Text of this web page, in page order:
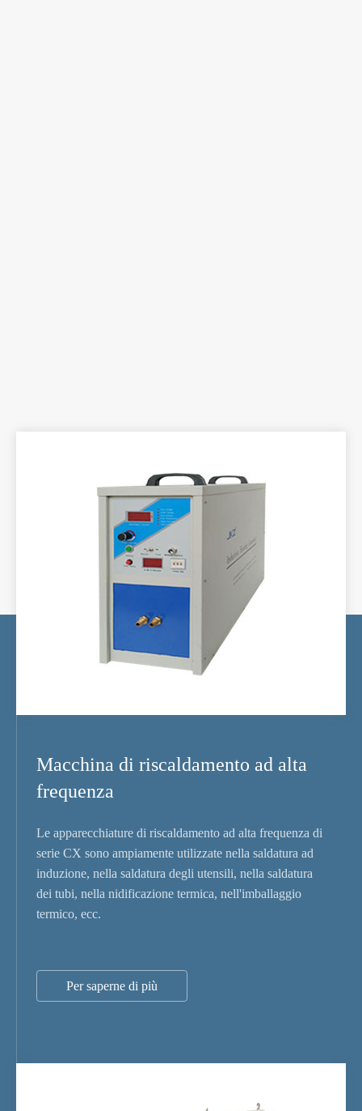
Macchina di riscaldamento ad alta
frequenza
Le apparecchiature di riscaldamento ad alta frequenza di
serie CX sono ampiamente utilizzate nella saldatura ad
induzione, nella saldatura degli utensili, nella saldatura
dei tubi, nella nidificazione termica, nell'imballaggio
termico, ecc.
Per saperne di più